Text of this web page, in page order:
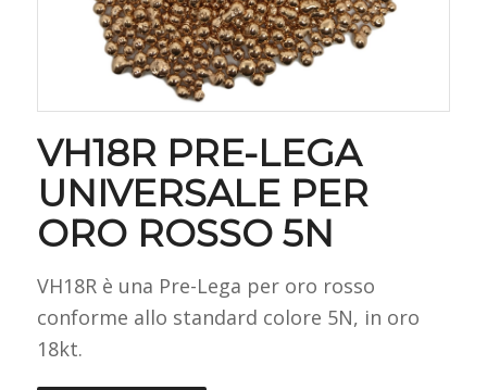
VH18R PRE-LEGA
UNIVERSALE PER
ORO ROSSO 5N
VH18R è una Pre-Lega per oro rosso
conforme allo standard colore 5N, in oro
18kt.